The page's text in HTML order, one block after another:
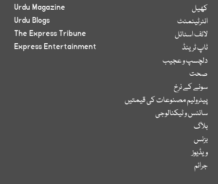
کھیل
انٹرٹینمنٹ
لائف اسٹائل
ٹاپ ٹرینڈ
دلچسپ و عجیب
صحت
سونے کے نرخ
پیٹرولیم مصنوعات کی قیمتیں
سائنس و ٹیکنالوجی
بلاگ
بزنس
ویڈیوز
جرائم
Urdu Magazine
Urdu Blogs
The Express Tribune
Express Entertainment